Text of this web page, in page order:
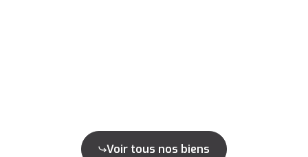
Voir tous nos biens